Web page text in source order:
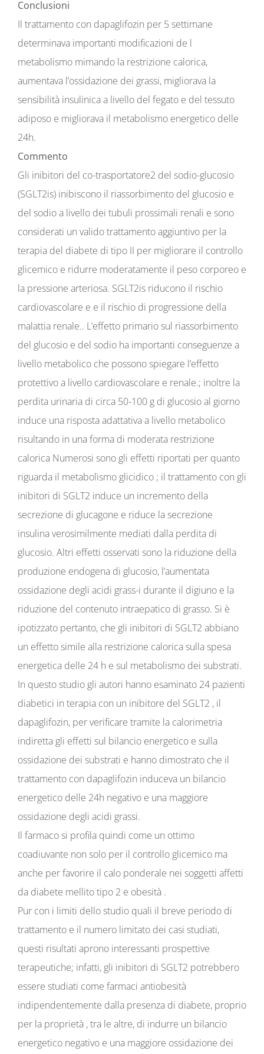
Conclusioni
Il trattamento con dapaglifozin per 5 settimane
determinava importanti modificazioni de l
metabolismo mimando la restrizione calorica,
aumentava l’ossidazione dei grassi, migliorava la
sensibilità insulinica a livello del fegato e del tessuto
adiposo e migliorava il metabolismo energetico delle
24h.
Commento
Gli inibitori del co-trasportatore2 del sodio-glucosio
(SGLT2is) inibiscono il riassorbimento del glucosio e
del sodio a livello dei tubuli prossimali renali e sono
considerati un valido trattamento aggiuntivo per la
terapia del diabete di tipo II per migliorare il controllo
glicemico e ridurre moderatamente il peso corporeo e
la pressione arteriosa. SGLT2is riducono il rischio
cardiovascolare e e il rischio di progressione della
malattia renale.. L’effetto primario sul riassorbimento
del glucosio e del sodio ha importanti conseguenze a
livello metabolico che possono spiegare l’effetto
protettivo a livello cardiovascolare e renale.; inoltre la
perdita urinaria di circa 50-100 g di glucosio al giorno
induce una risposta adattativa a livello metabolico
risultando in una forma di moderata restrizione
calorica Numerosi sono gli effetti riportati per quanto
riguarda il metabolismo glicidico ; il trattamento con gli
inibitori di SGLT2 induce un incremento della
secrezione di glucagone e riduce la secrezione
insulina verosimilmente mediati dalla perdita di
glucosio. Altri effetti osservati sono la riduzione della
produzione endogena di glucosio, l’aumentata
ossidazione degli acidi grass-i durante il digiuno e la
riduzione del contenuto intraepatico di grasso. Si è
ipotizzato pertanto, che gli inibitori di SGLT2 abbiano
un effetto simile alla restrizione calorica sulla spesa
energetica delle 24 h e sul metabolismo dei substrati.
In questo studio gli autori hanno esaminato 24 pazienti
diabetici in terapia con un inibitore del SGLT2 , il
dapaglifozin, per verificare tramite la calorimetria
indiretta gli effetti sul bilancio energetico e sulla
ossidazione dei substrati e hanno dimostrato che il
trattamento con dapaglifozin induceva un bilancio
energetico delle 24h negativo e una maggiore
ossidazione degli acidi grassi.
Il farmaco si profila quindi come un ottimo
coadiuvante non solo per il controllo glicemico ma
anche per favorire il calo ponderale nei soggetti affetti
da diabete mellito tipo 2 e obesità .
Pur con i limiti dello studio quali il breve periodo di
trattamento e il numero limitato dei casi studiati,
questi risultati aprono interessanti prospettive
terapeutiche; infatti, gli inibitori di SGLT2 potrebbero
essere studiati come farmaci antiobesità
indipendentemente dalla presenza di diabete, proprio
per la proprietà , tra le altre, di indurre un bilancio
energetico negativo e una maggiore ossidazione dei